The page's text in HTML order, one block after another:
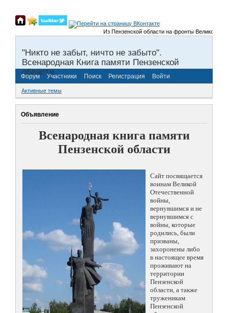
Из Пензенской области на фронты Великой
"Никто не забыт, ничто не забыто".
Всенародная Книга памяти Пензенской
области.
Форум Участники Поиск Регистрация Войти
Активные темы
Объявление
Всенародная книга памяти
Пензенской области
Сайт посвящается
воинам Великой
Отечественной
войны,
вернувшимся и не
вернувшимся с
войны, которые
родились, были
призваны,
захоронены либо
в настоящее время
проживают на
территории
Пензенской
области, а также
труженикам
Пензенской